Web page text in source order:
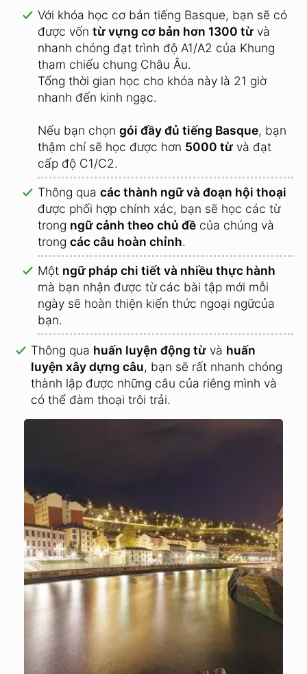
Với khóa học cơ bản tiếng Basque, bạn sẽ có
được vốn từ vựng cơ bản hơn 1300 từ và
nhanh chóng đạt trình độ A1/A2 của Khung
tham chiếu chung Châu Âu.
Tổng thời gian học cho khóa này là 21 giờ
nhanh đến kinh ngạc.
Nếu bạn chọn gói đầy đủ tiếng Basque, bạn
thậm chí sẽ học được hơn 5000 từ và đạt
cấp độ C1/C2.
Thông qua các thành ngữ và đoạn hội thoại
được phối hợp chính xác, bạn sẽ học các từ
trong ngữ cảnh theo chủ đề của chúng và
trong các câu hoàn chỉnh.
Một ngữ pháp chi tiết và nhiều thực hành
mà bạn nhận được từ các bài tập mới mỗi
ngày sẽ hoàn thiện kiến thức ngoại ngữcủa
bạn.
Thông qua huấn luyện động từ và huấn
luyện xây dựng câu, bạn sẽ rất nhanh chóng
thành lập được những câu của riêng mình và
có thể đàm thoại trôi trải.